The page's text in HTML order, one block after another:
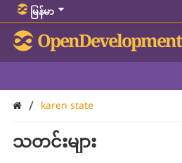
မြန်မာ
OpenDevelopment
/ karen state
သတင်းများ